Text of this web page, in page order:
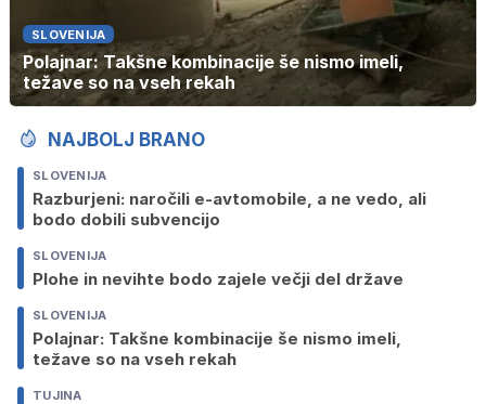
SLOVENIJA
Polajnar: Takšne kombinacije še nismo imeli,
težave so na vseh rekah
NAJBOLJ BRANO
SLOVENIJA
Razburjeni: naročili e-avtomobile, a ne vedo, ali
bodo dobili subvencijo
SLOVENIJA
Plohe in nevihte bodo zajele večji del države
SLOVENIJA
Polajnar: Takšne kombinacije še nismo imeli,
težave so na vseh rekah
TUJINA